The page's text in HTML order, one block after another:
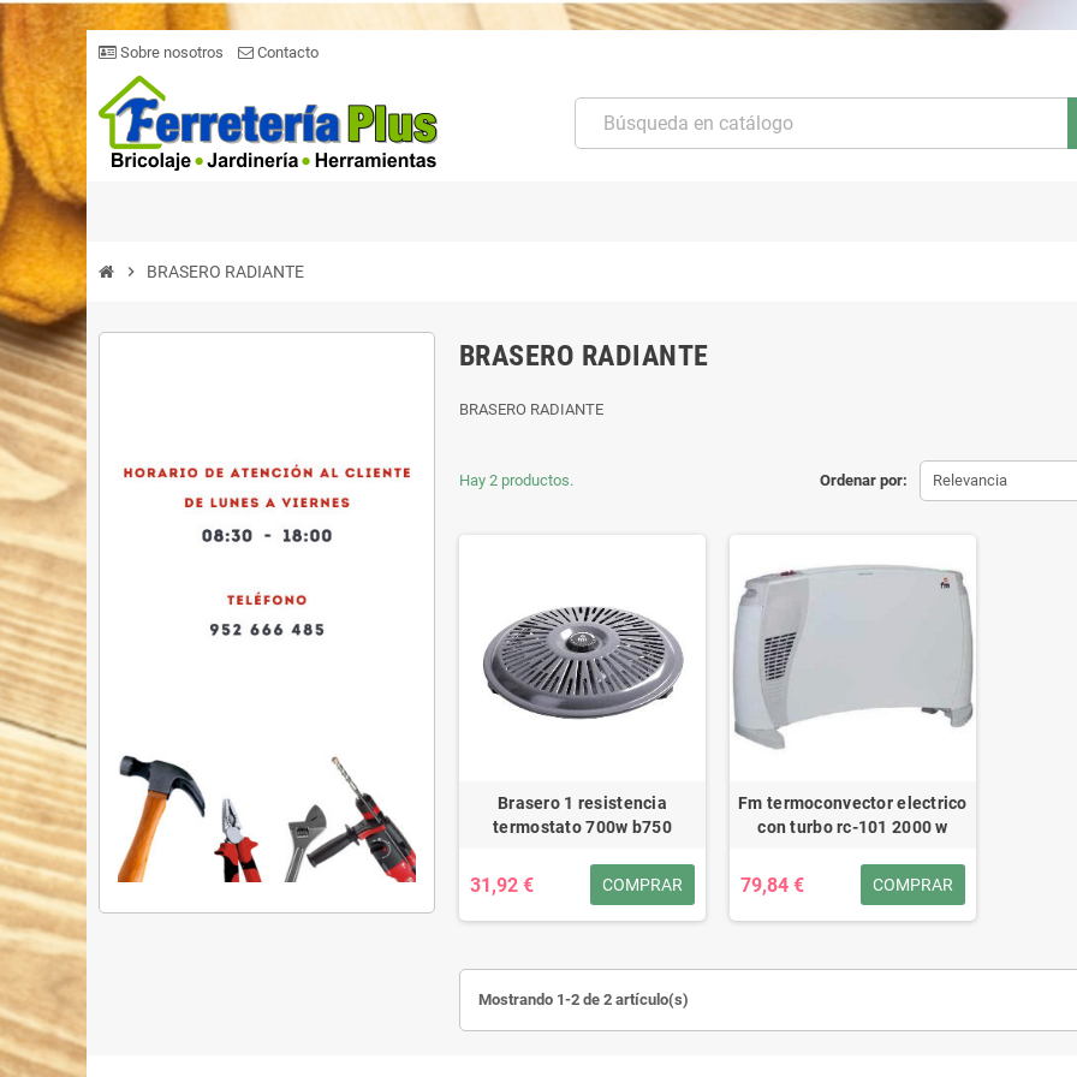
Sobre nosotros Contacto
chevron_right BRASERO RADIANTE
BRASERO RADIANTE
BRASERO RADIANTE
Ordenar por: Relevancia
Hay 2 productos.
Brasero 1 resistencia
termostato 700w b750
31,92 € COMPRAR
Fm termoconvector electrico
con turbo rc-101 2000 w
79,84 € COMPRAR
Mostrando 1-2 de 2 artículo(s)